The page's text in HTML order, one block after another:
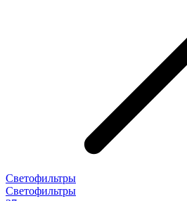
Светофильтры
Светофильтры